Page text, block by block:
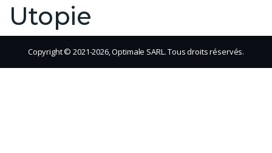
Utopie
Copyright © 2021-2026, Optimale SARL. Tous droits réservés.